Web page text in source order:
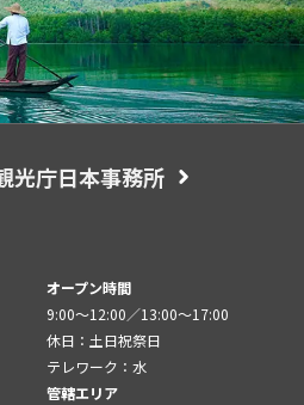
光庁日本事務所
オープン時間
9:00～12:00／13:00～17:00
休日：土日祝祭日
テレワーク：水
管轄エリア